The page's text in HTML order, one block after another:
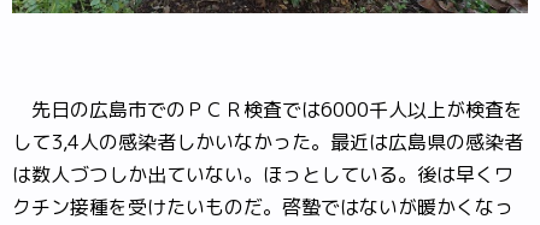
先日の広島市でのＰＣＲ検査では6000千人以上が検査を
して3,4人の感染者しかいなかった。最近は広島県の感染者
は数人づつしか出ていない。ほっとしている。後は早くワ
クチン接種を受けたいものだ。啓蟄ではないが暖かくなっ